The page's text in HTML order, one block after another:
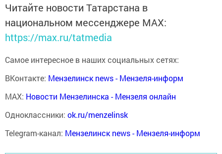
Читайте новости Татарстана в
национальном мессенджере MАХ:
https://max.ru/tatmedia
Самое интересное в наших социальных сетях:
ВКонтакте: Мензелинск news - Мензеля-информ
MAX: Новости Мензелинска - Мензеля онлайн
Одноклассники: ok.ru/menzelinsk
Telegram-канал: Мензелинск news - Мензеля-информ